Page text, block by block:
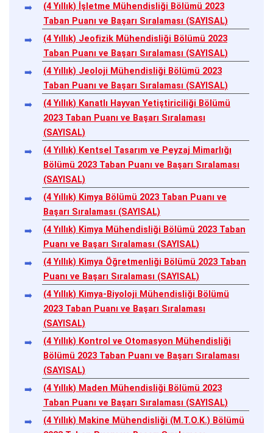
(4 Yıllık) İşletme Mühendisliği Bölümü 2023
Taban Puanı ve Başarı Sıralaması (SAYISAL)
(4 Yıllık) Jeofizik Mühendisliği Bölümü 2023
Taban Puanı ve Başarı Sıralaması (SAYISAL)
(4 Yıllık) Jeoloji Mühendisliği Bölümü 2023
Taban Puanı ve Başarı Sıralaması (SAYISAL)
(4 Yıllık) Kanatlı Hayvan Yetiştiriciliği Bölümü
2023 Taban Puanı ve Başarı Sıralaması
(SAYISAL)
(4 Yıllık) Kentsel Tasarım ve Peyzaj Mimarlığı
Bölümü 2023 Taban Puanı ve Başarı Sıralaması
(SAYISAL)
(4 Yıllık) Kimya Bölümü 2023 Taban Puanı ve
Başarı Sıralaması (SAYISAL)
(4 Yıllık) Kimya Mühendisliği Bölümü 2023 Taban
Puanı ve Başarı Sıralaması (SAYISAL)
(4 Yıllık) Kimya Öğretmenliği Bölümü 2023 Taban
Puanı ve Başarı Sıralaması (SAYISAL)
(4 Yıllık) Kimya-Biyoloji Mühendisliği Bölümü
2023 Taban Puanı ve Başarı Sıralaması
(SAYISAL)
(4 Yıllık) Kontrol ve Otomasyon Mühendisliği
Bölümü 2023 Taban Puanı ve Başarı Sıralaması
(SAYISAL)
(4 Yıllık) Maden Mühendisliği Bölümü 2023
Taban Puanı ve Başarı Sıralaması (SAYISAL)
(4 Yıllık) Makine Mühendisliği (M.T.O.K.) Bölümü